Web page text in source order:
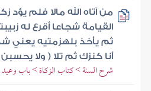
من آتاه الله مالا فلم يؤد
القيامة شجاعا أقرع له
ثم يأخذ بلهزمتيه يعني
أنا كنزك ثم تلا ( ولا يحسبن
شرح السنة > كتاب الزكاة > باب وعيد